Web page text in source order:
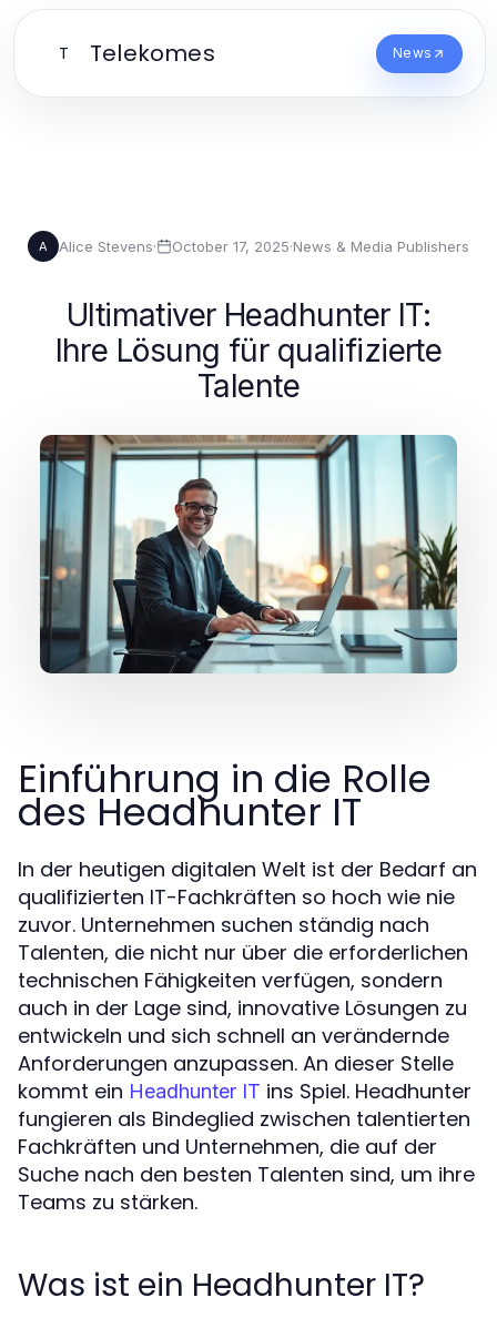
T Telekomes News
A Alice Stevens· October 17, 2025·News & Media Publishers
Ultimativer Headhunter IT:
Ihre Lösung für qualifizierte
Talente
Einführung in die Rolle
des Headhunter IT
In der heutigen digitalen Welt ist der Bedarf an
qualifizierten IT-Fachkräften so hoch wie nie
zuvor. Unternehmen suchen ständig nach
Talenten, die nicht nur über die erforderlichen
technischen Fähigkeiten verfügen, sondern
auch in der Lage sind, innovative Lösungen zu
entwickeln und sich schnell an verändernde
Anforderungen anzupassen. An dieser Stelle
kommt ein Headhunter IT ins Spiel. Headhunter
fungieren als Bindeglied zwischen talentierten
Fachkräften und Unternehmen, die auf der
Suche nach den besten Talenten sind, um ihre
Teams zu stärken.
Was ist ein Headhunter IT?